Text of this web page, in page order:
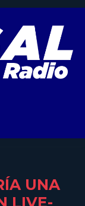
UNA